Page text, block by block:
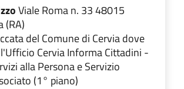
Viale Roma n. 33 48015
(RA)
del Comune di Cervia dove
Cervia Informa Cittadini -
alla Persona e Servizio
(1° piano)